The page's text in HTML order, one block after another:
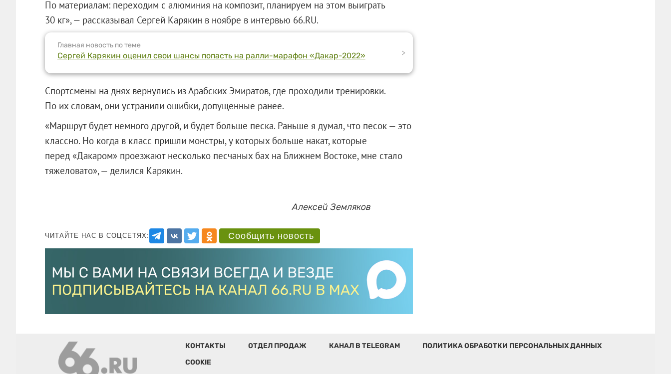
По материалам: переходим с алюминия на композит, планируем на этом выиграть
30 кг», — рассказывал Сергей Карякин в ноябре в интервью 66.RU.
Главная новость по теме
Сергей Карякин оценил свои шансы попасть на ралли-марафон «Дакар-2022» >
Спортсмены на днях вернулись из Арабских Эмиратов, где проходили тренировки.
По их словам, они устранили ошибки, допущенные ранее.
«Маршрут будет немного другой, и будет больше песка. Раньше я думал, что песок — это
классно. Но когда в класс пришли монстры, у которых больше накат, которые
перед «Дакаром» проезжают несколько песчаных бах на Ближнем Востоке, мне стало
тяжеловато», — делился Карякин.
Алексей Земляков
ЧИТАЙТЕ НАС В СОЦСЕТЯХ: Сообщить новость
КОНТАКТЫ ОТДЕЛ ПРОДАЖ КАНАЛ В TELEGRAM
ПОЛИТИКА ОБРАБОТКИ ПЕРСОНАЛЬНЫХ ДАННЫХ
COOKIE